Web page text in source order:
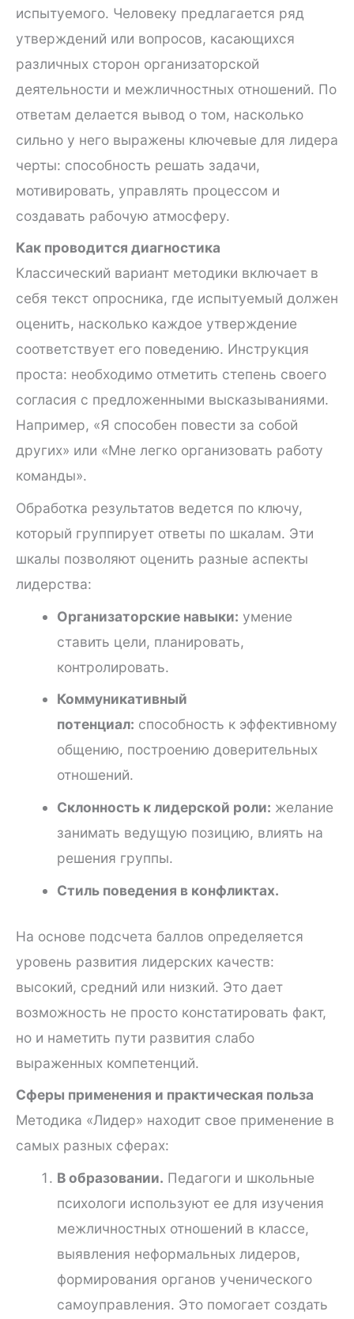
испытуемого. Человеку предлагается ряд
утверждений или вопросов, касающихся
различных сторон организаторской
деятельности и межличностных отношений. По
ответам делается вывод о том, насколько
сильно у него выражены ключевые для лидера
черты: способность решать задачи,
мотивировать, управлять процессом и
создавать рабочую атмосферу.
Как проводится диагностика
Классический вариант методики включает в
себя текст опросника, где испытуемый должен
оценить, насколько каждое утверждение
соответствует его поведению. Инструкция
проста: необходимо отметить степень своего
согласия с предложенными высказываниями.
Например, «Я способен повести за собой
других» или «Мне легко организовать работу
команды».
Обработка результатов ведется по ключу,
который группирует ответы по шкалам. Эти
шкалы позволяют оценить разные аспекты
лидерства:
Организаторские навыки: умение
ставить цели, планировать,
контролировать.
Коммуникативный
потенциал: способность к эффективному
общению, построению доверительных
отношений.
Склонность к лидерской роли: желание
занимать ведущую позицию, влиять на
решения группы.
Стиль поведения в конфликтах.
На основе подсчета баллов определяется
уровень развития лидерских качеств:
высокий, средний или низкий. Это дает
возможность не просто констатировать факт,
но и наметить пути развития слабо
выраженных компетенций.
Сферы применения и практическая польза
Методика «Лидер» находит свое применение в
самых разных сферах:
В образовании. Педагоги и школьные
психологи используют ее для изучения
межличностных отношений в классе,
выявления неформальных лидеров,
формирования органов ученического
самоуправления. Это помогает создать